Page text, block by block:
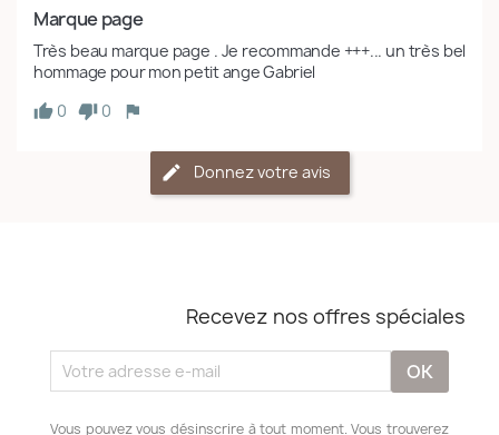
Marque page
Très beau marque page . Je recommande +++... un très bel
hommage pour mon petit ange Gabriel
0
0
Donnez votre avis
Recevez nos offres spéciales
Vous pouvez vous désinscrire à tout moment. Vous trouverez